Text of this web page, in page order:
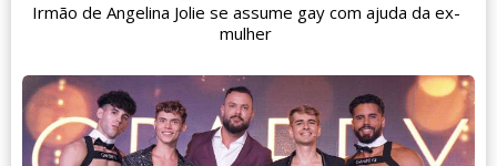
Irmão de Angelina Jolie se assume gay com ajuda da ex-
mulher